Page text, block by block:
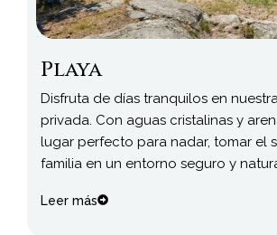
Playa
Disfruta de días tranquilos en
privada. Con aguas cristalinas y
lugar perfecto para nadar, tomar el
familia en un entorno seguro y
Leer más